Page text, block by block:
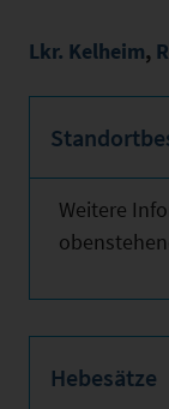
Lkr. Kelheim,
Weitere
Hebesätze